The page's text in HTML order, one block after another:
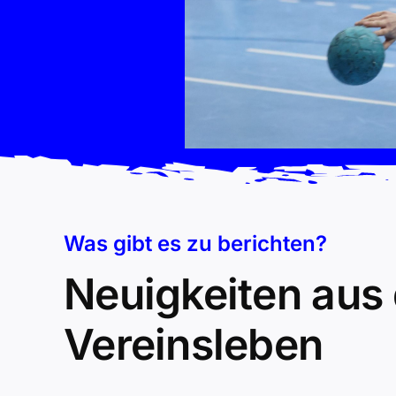
Was gibt es zu berichten?
Neuigkeiten aus
Vereinsleben